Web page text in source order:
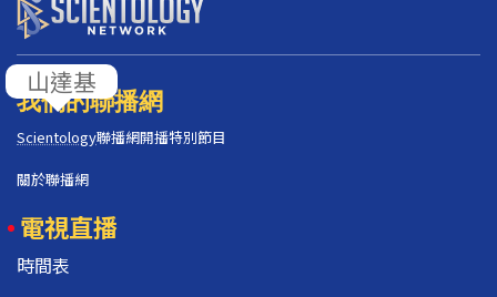
我們的聯播網
Scientology聯播網開播特別節目
關於聯播網
電視直播
時間表
山達基